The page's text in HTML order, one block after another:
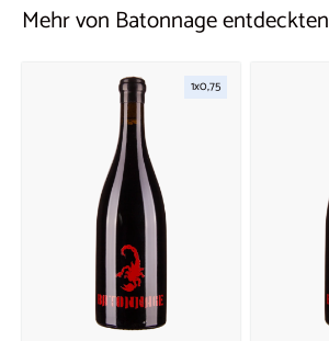
Mehr von Batonnage entdeckten
1x0,75